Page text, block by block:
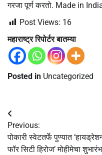
गरजा पूर्ण करतो. Made in
Post Views: 16
महाराष्ट्र रिपोर्टर बातम्या
Posted in Uncategorized
Post
navigation
Previous:
पोकारी स्वेटतर्फे पुण्यात
फॉर सिटी हिरोज’ मोहीमेचा शुभारंभ